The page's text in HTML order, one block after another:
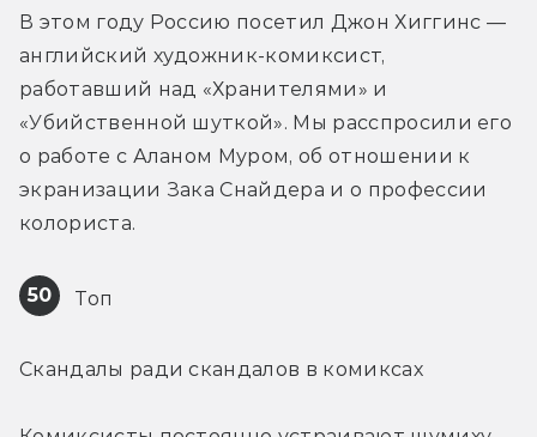
В этом году Россию посетил Джон Хиггинс —
английский художник-комиксист,
работавший над «Хранителями» и
«Убийственной шуткой». Мы расспросили его
о работе с Аланом Муром, об отношении к
экранизации Зака Снайдера и о профессии
колориста.
50 Топ
Скандалы ради скандалов в комиксах